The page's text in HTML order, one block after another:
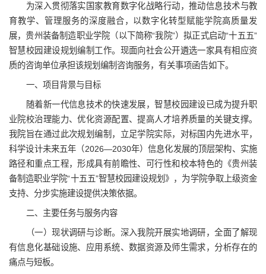
为深入贯彻落实国家教育数字化战略行动，推动信息技术与教
育教学、管理服务的深度融合，以数字化转型赋能学院高质量发
展，贵州装备制造职业学院（以下简称“我院”）拟正式启动“十五五”
智慧校园建设规划编制工作。现面向社会公开遴选一家具有相应资
质的咨询单位承担该规划编制咨询服务，有关事项函告如下。
一、项目背景与目标
随着新一代信息技术的快速发展，智慧校园建设已成为提升职
业院校治理能力、优化资源配置、提高人才培养质量的关键支撑。
我院旨在通过此次规划编制，立足学院实际，对标国内先进水平，
科学设计未来五年（2026—2030年）信息化发展的顶层架构、实施
路径和重点工程，形成具有前瞻性、可行性和校本特色的《贵州装
备制造职业学院“十五五”智慧校园建设规划》，为学院争取上级资金
支持、分步实施建设提供决策依据。
二、主要任务与服务内容
（一）现状调研与诊断。深入我院开展实地调研，全面了解现
有信息化基础设施、应用系统、数据资源及师生需求，分析存在的
痛点与短板。